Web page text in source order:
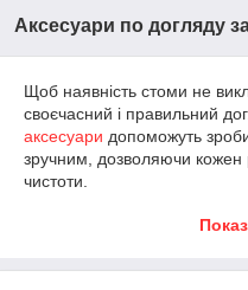
Аксесуари по догляду
Щоб наявність стоми не
своєчасний і правильний
аксесуари допоможуть
зручним, дозволяючи кожен
чистоти.
аксесуари